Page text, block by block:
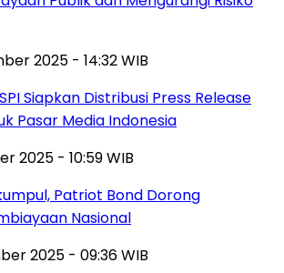
2025 - 14:32 WIB
Siapkan Distribusi Press Release
Pasar Media Indonesia
2025 - 10:59 WIB
Patriot Bond Dorong
Nasional
2025 - 09:36 WIB